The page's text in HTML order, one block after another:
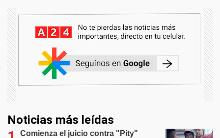
Noticias más leídas
Comienza el juicio contra "Pity"